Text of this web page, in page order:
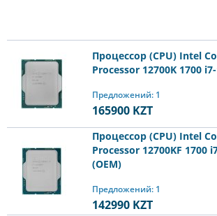
Процессор (CPU) Intel
Processor 12700K 1700
Предложений: 1
165900 KZT
Процессор (CPU) Intel
Processor 12700KF 1700
(OEM)
Предложений: 1
142990 KZT